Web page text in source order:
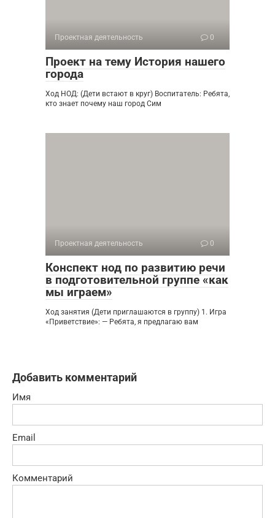
Проектная деятельность 0
Проект на тему История нашего
города
Ход НОД: (Дети встают в круг) Воспитатель: Ребята,
кто знает почему наш город Сим
Проектная деятельность 0
Конспект нод по развитию речи
в подготовительной группе «как
мы играем»
Ход занятия (Дети приглашаются в группу) 1. Игра
«Приветствие»: — Ребята, я предлагаю вам
Добавить комментарий
Имя
Email
Комментарий